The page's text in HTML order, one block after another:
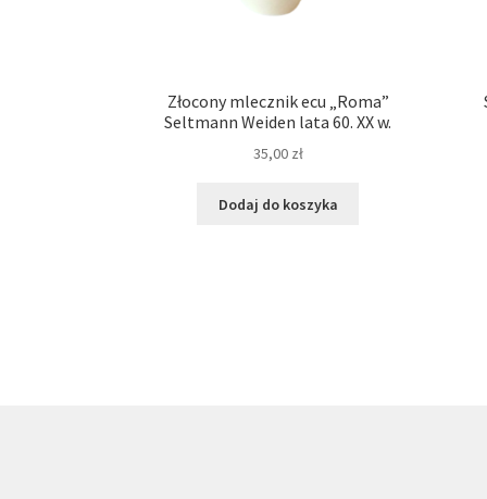
Złocony mlecznik ecu „Roma”
Seltmann Weiden lata 60. XX w.
35,00 zł
Dodaj do koszyka